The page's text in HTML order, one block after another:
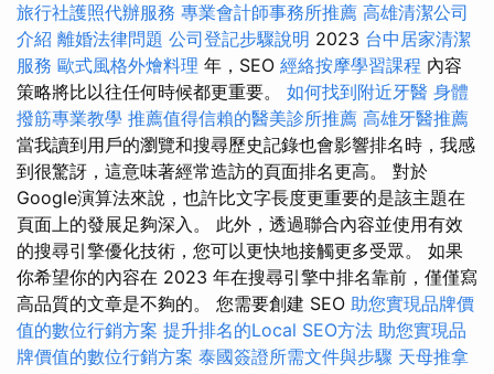
旅行社護照代辦服務 專業會計師事務所推薦 高雄清潔公司
介紹 離婚法律問題 公司登記步驟說明 2023 台中居家清潔
服務 歐式風格外燴料理 年，SEO 經絡按摩學習課程 內容
策略將比以往任何時候都更重要。 如何找到附近牙醫 身體
撥筋專業教學 推薦值得信賴的醫美診所推薦 高雄牙醫推薦
當我讀到用戶的瀏覽和搜尋歷史記錄也會影響排名時，我感
到很驚訝，這意味著經常造訪的頁面排名更高。 對於
Google演算法來說，也許比文字長度更重要的是該主題在
頁面上的發展足夠深入。 此外，透過聯合內容並使用有效
的搜尋引擎優化技術，您可以更快地接觸更多受眾。 如果
你希望你的內容在 2023 年在搜尋引擎中排名靠前，僅僅寫
高品質的文章是不夠的。 您需要創建 SEO 助您實現品牌價
值的數位行銷方案 提升排名的Local SEO方法 助您實現品
牌價值的數位行銷方案 泰國簽證所需文件與步驟 天母推拿